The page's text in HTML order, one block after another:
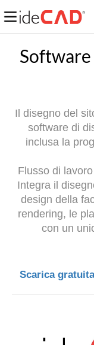
Il disegno del
software di
inclusa la
Flusso di
Integra il
design della
rendering, le
con un
Scarica